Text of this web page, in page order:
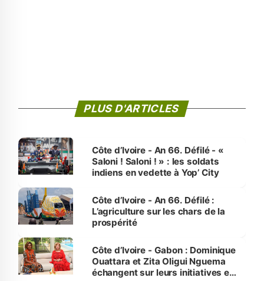
PLUS D'ARTICLES
Côte d’Ivoire - An 66. Défilé - «
Saloni ! Saloni ! » : les soldats
indiens en vedette à Yop’ City
Côte d’Ivoire - An 66. Défilé :
L’agriculture sur les chars de la
prospérité
Côte d’Ivoire - Gabon : Dominique
Ouattara et Zita Oligui Nguema
échangent sur leurs initiatives en